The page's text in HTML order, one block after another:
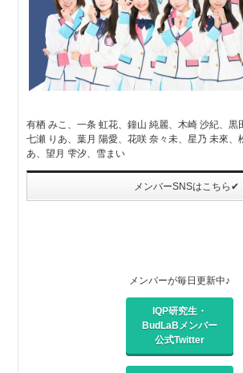
有栖 みこ、一条 虹花、鐘山 純麗、木崎 沙紀、黒
七瀬 りあ、葉月 陽愛、花咲 奈々未、星乃 未來、
あ、望月 雫汐、雪まい
メンバーSNSはこちら✔
メンバーが毎日更新中♪
IQP研究生・
BudLaBメンバー
公式Twitter